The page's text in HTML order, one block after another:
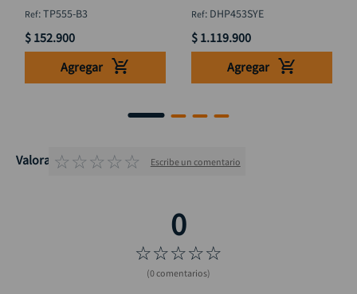
:TP555-B3
$ 152.900
Agregar
: DHP453SYE
$ 1.119.900
Agregar
Valoraciones
☆☆☆☆☆ Escribe un comentario
☆☆☆☆☆
(0 comentarios)